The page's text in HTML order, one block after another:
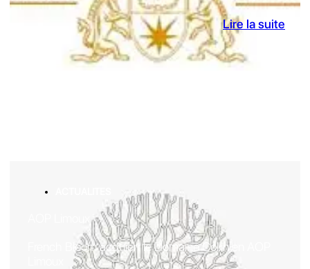
Lire la suite
French Bloom acquiert le Domaine Collin en AOP